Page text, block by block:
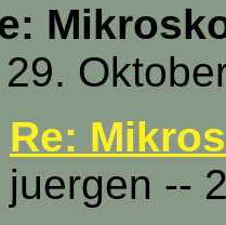
Re:
juergen --